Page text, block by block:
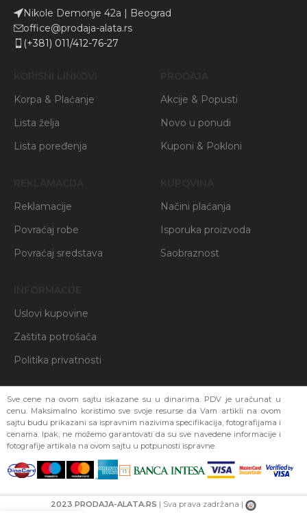
Nikole Demonje 42a | Beograd
office@prodaja-alata.rs
(+381) 011/412-76-27
Korpa & Plaćanje
Lista želja
Lista poređenja
Akcije & Popusti
Novo u ponudi
Kuponi & Pokloni
Reklamacije
Povraćaj robe
Povraćaj sredstava
Načini plaćanja
Isporuka proizvoda
Saobraznost
Uslovi kupovine
Zaštita potrošača
Politika privatnosti
Sve cene na ovom sajtu iskazane su u dinarima. PDV je uračunat u
cenu. Maksimalno koristimo sve svoje resurse da Vam artikli na ovom
sajtu budu prikazani sa ispravnim nazivima specifikacija, fotografijama i
cenama. Ipak, ne možemo garantovati da su sve navedene informacije i
fotografije artikala na ovom sajtu u potpunosti ispravne.
2023 PRODAJA-ALATA.RS | Sva prava zadržana |